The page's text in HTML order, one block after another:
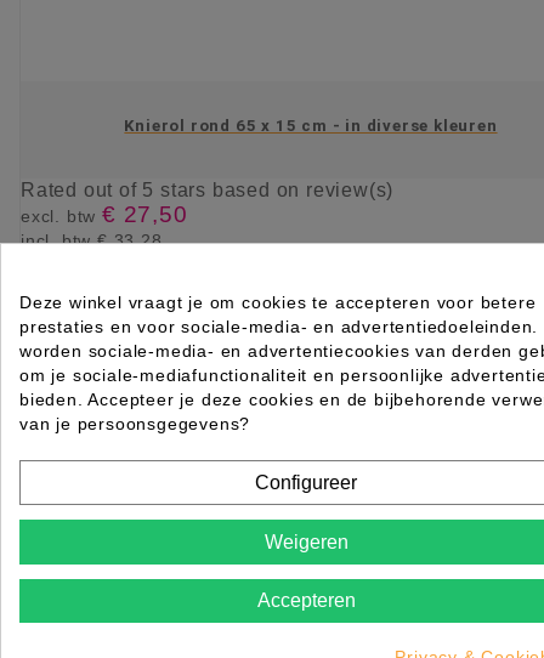
Knierol rond 65 x 15 cm - in diverse kleuren
Rated out of 5 stars based on review(s)
excl. btw € 27,50
incl. btw€ 33,28
KIES OPTIE
Deze winkel vraagt je om cookies te accepteren voor betere
prestaties en voor sociale-media- en advertentiedoeleinden.
worden sociale-media- en advertentiecookies van derden
om je sociale-mediafunctionaliteit en persoonlijke
bieden. Accepteer je deze cookies en de bijbehorende
van je persoonsgegevens?
Configureer
Weigeren
Accepteren